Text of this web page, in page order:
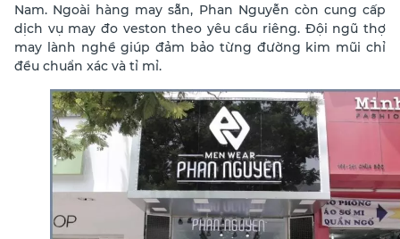
Nam. Ngoài hàng may sẵn, Phan Nguyễn còn cung cấp
dịch vụ may đo veston theo yêu cầu riêng. Đội ngũ thợ
may lành nghề giúp đảm bảo từng đường kim mũi chỉ
đều chuẩn xác và tỉ mỉ.